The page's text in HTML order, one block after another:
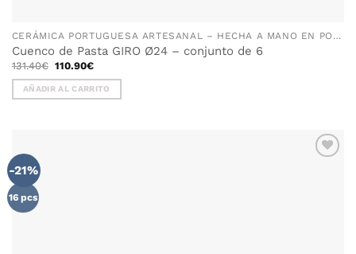
CERÁMICA PORTUGUESA ARTESANAL – HECHA A MANO EN PORTUGAL
Cuenco de Pasta GIRO Ø24 – conjunto de 6
131.40€ El
original
era:
131.40€.
110.90€El
actual
es:
110.90€.
AÑADIR AL CARRITO
-21%
16 pcs